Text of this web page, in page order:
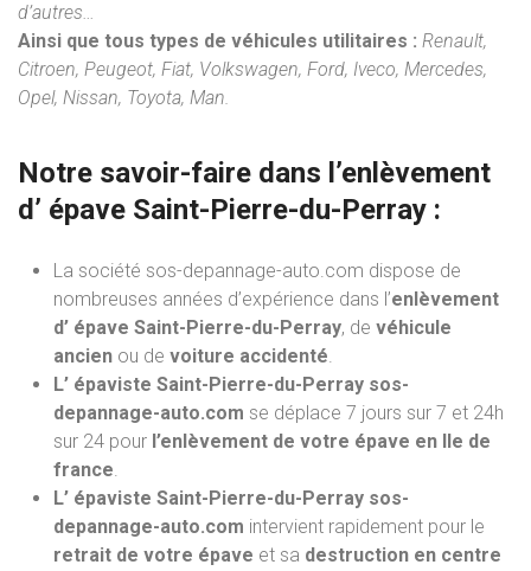
d’autres…
Ainsi que tous types de véhicules utilitaires : Renault,
Citroen, Peugeot, Fiat, Volkswagen, Ford, Iveco, Mercedes,
Opel, Nissan, Toyota, Man.
Notre savoir-faire dans l’enlèvement
d’ épave Saint-Pierre-du-Perray :
La société sos-depannage-auto.com dispose de
nombreuses années d’expérience dans l’enlèvement
d’ épave Saint-Pierre-du-Perray, de véhicule
ancien ou de voiture accidenté.
L’ épaviste Saint-Pierre-du-Perray sos-
depannage-auto.com se déplace 7 jours sur 7 et 24h
sur 24 pour l’enlèvement de votre épave en Ile de
france.
L’ épaviste Saint-Pierre-du-Perray sos-
depannage-auto.com intervient rapidement pour le
retrait de votre épave et sa destruction en centre